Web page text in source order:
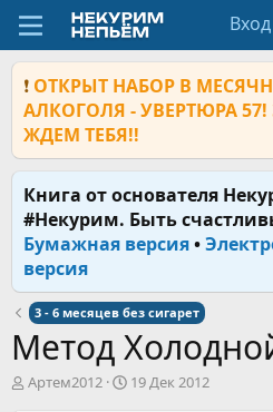
Вход
❗ ОТКРЫТ НАБОР В
АЛКОГОЛЯ - УВЕРТЮРА
ЖДЕМ ТЕБЯ!!
Книга от основателя
#Некурим. Быть
Бумажная версия•
версия
3 - 6 месяцев без сигарет
Метод
А
Артем2012
Д
19 Дек 2012